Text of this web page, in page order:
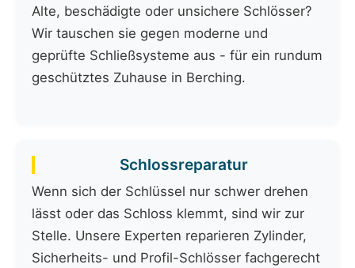
Alte, beschädigte oder unsichere Schlösser?
Wir tauschen sie gegen moderne und
geprüfte Schließsysteme aus - für ein rundum
geschütztes Zuhause in Berching.
Schlossreparatur
Wenn sich der Schlüssel nur schwer drehen
lässt oder das Schloss klemmt, sind wir zur
Stelle. Unsere Experten reparieren Zylinder,
Sicherheits- und Profil-Schlösser fachgerecht